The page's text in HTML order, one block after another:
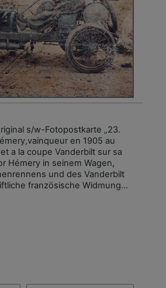
s/w-Fotopostkarte „23.
en 1905 au
a la coupe Vanderbilt sur sa
Hémery in seinem Wagen,
und des Vanderbilt
französische Widmung...